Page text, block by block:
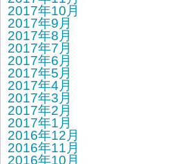
2017年10月
2017年9月
2017年8月
2017年7月
2017年6月
2017年5月
2017年4月
2017年3月
2017年2月
2017年1月
2016年12月
2016年11月
2016年10月